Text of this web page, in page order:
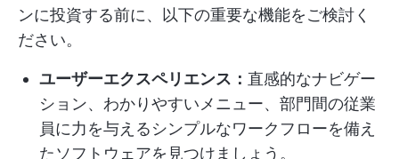
ンに投資する前に、以下の重要な機能をご検討く
ださい。
ユーザーエクスペリエンス： 直感的なナビゲー
ション、わかりやすいメニュー、部門間の従業
員に力を与えるシンプルなワークフローを備え
たソフトウェアを見つけましょう。